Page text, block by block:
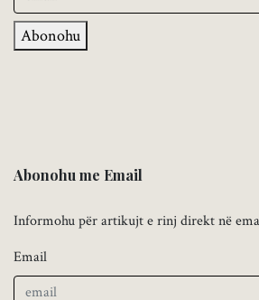
Abonohu
Abonohu me Email
Informohu për artikujt e rinj direkt në
Email